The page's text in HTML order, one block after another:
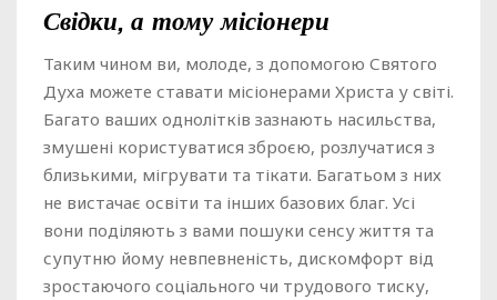
Свідки, а тому місіонери
Таким чином ви, молоде, з допомогою Святого
Духа можете ставати місіонерами Христа у світі.
Багато ваших однолітків зазнають насильства,
змушені користуватися зброєю, розлучатися з
близькими, мігрувати та тікати. Багатьом з них
не вистачає освіти та інших базових благ. Усі
вони поділяють з вами пошуки сенсу життя та
супутню йому невпевненість, дискомфорт від
зростаючого соціального чи трудового тиску,